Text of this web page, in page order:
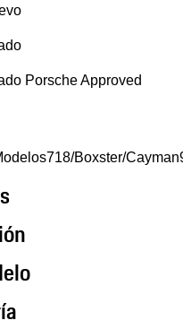
Porsche Approved
718/Boxster/Cayman